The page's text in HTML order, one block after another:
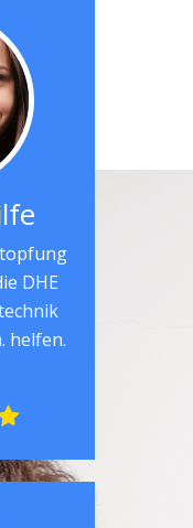
DHE
helfen.